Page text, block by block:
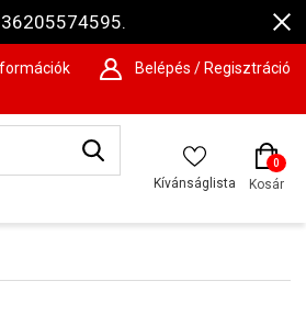
Belépés / Regisztráció
Kívánságlista
0
Kosár